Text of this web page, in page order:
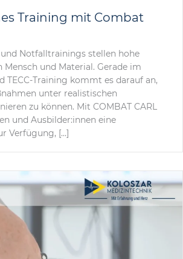
Training mit Combat
Notfalltrainings stellen hohe
und Material. Gerade im
TECC-Training kommt es darauf an,
unter realistischen
zu können. Mit COMBAT CARL
und Ausbilder:innen eine
Verfügung, […]